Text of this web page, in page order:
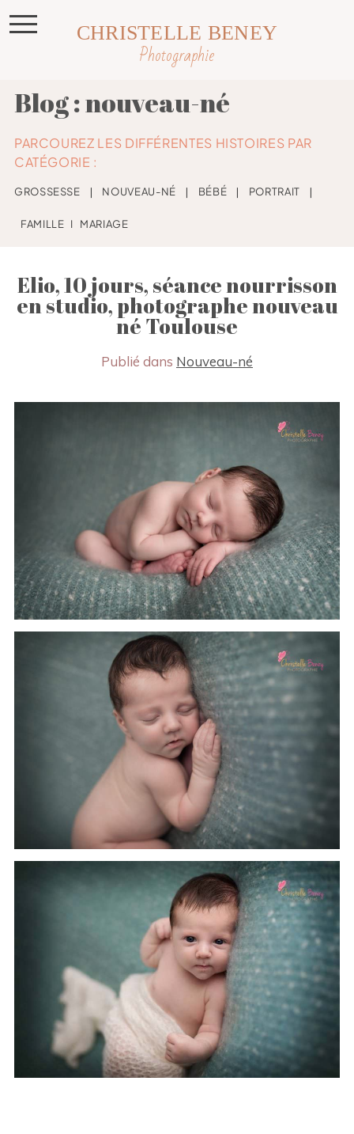
Photographie
CHRISTELLE BENEY
Blog : nouveau-né
PARCOUREZ LES DIFFÉRENTES HISTOIRES PAR
CATÉGORIE :
GROSSESSE ❘ NOUVEAU-NÉ ❘ BÉBÉ ❘ PORTRAIT ❘
FAMILLE I MARIAGE
Elio, 10 jours, séance nourrisson
en studio, photographe nouveau
né Toulouse
Publié dans Nouveau-né